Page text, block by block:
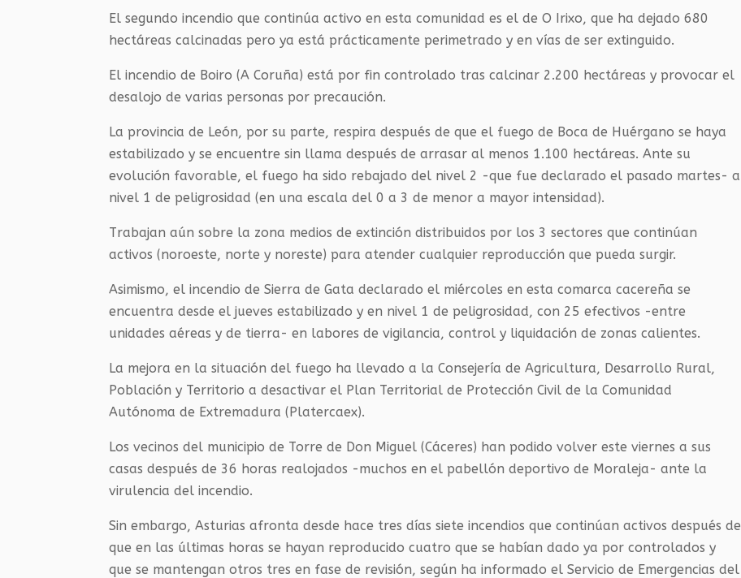
El segundo incendio que continúa activo en esta comunidad es el de O Irixo, que ha dejado 680
hectáreas calcinadas pero ya está prácticamente perimetrado y en vías de ser extinguido.
El incendio de Boiro (A Coruña) está por fin controlado tras calcinar 2.200 hectáreas y provocar el
desalojo de varias personas por precaución.
La provincia de León, por su parte, respira después de que el fuego de Boca de Huérganose haya
estabilizado yse encuentresin llama después dearrasar al menos 1.100 hectáreas. Ante su
evolución favorable, el fuego ha sido rebajado del nivel 2 -que fue declarado el pasado martes- a
nivel 1 de peligrosidad (en una escala del 0 a 3 de menor a mayor intensidad).
Trabajan aún sobre la zona medios de extinción distribuidos por los 3 sectores que continúan
activos (noroeste, norte y noreste) para atender cualquier reproducción que pueda surgir.
Asimismo, el incendio de Sierra de Gata declarado el miércoles en esta comarca cacereña se
encuentra desde el jueves estabilizado y en nivel 1 de peligrosidad, con 25 efectivos -entre
unidades aéreas y de tierra- en labores de vigilancia, control y liquidación de zonas calientes.
La mejora en la situación del fuego ha llevado a la Consejería de Agricultura, Desarrollo Rural,
Población y Territorio a desactivar el Plan Territorial de Protección Civil de la Comunidad
Autónoma de Extremadura (Platercaex).
Los vecinos del municipio de Torre de Don Miguel(Cáceres) han podido volver este viernes a sus
casas después de 36 horas realojados -muchos en el pabellón deportivo de Moraleja- ante la
virulencia del incendio.
Sin embargo, Asturias afronta desde hace tres días siete incendios que continúan activos después de
que en las últimas horas se hayan reproducido cuatro que se habían dado ya por controlados y
que se mantengan otros tres en fase de revisión, según ha informado el Servicio de Emergencias del